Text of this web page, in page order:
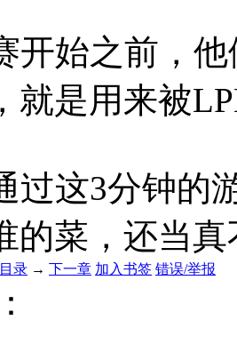
始之前，他
就是用来被
这3分钟的
的菜，还当
录 → 下一章 加入书签 错误/举报